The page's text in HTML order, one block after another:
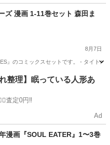
、コミック、アニメ
ズ 漫画 1-11巻セット 森田ま
8月7日
』のコミックスセットです。 - タイト
コミック、アニメ
整理】眠っている人形あ
査定0円‼️
Ad
漫画『SOUL EATER』1〜3巻